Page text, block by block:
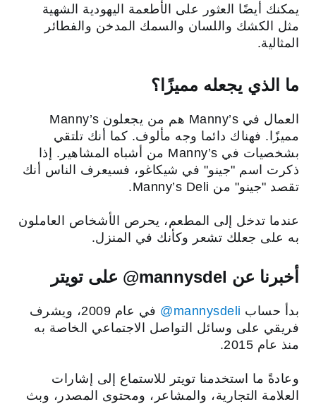
يمكنك أيضًا العثور على الأطعمة اليهودية الشهية
مثل الكشك واللسان والسمك المدخن والفطائر
المثالية.
ما الذي يجعله مميزًا؟
العمال في Manny’s هم من يجعلون Manny’s
مميزًا. فهناك دائما وجه مألوف. كما أنك تلتقي
بشخصيات في Manny’s من أشباه المشاهير. إذا
ذكرت اسم "جينو" في شيكاغو، فسيعرف الناس أنك
تقصد "جينو" من Manny’s Deli.
عندما تدخل إلى المطعم، يحرص الأشخاص العاملون
به على جعلك تشعر وكأنك في المنزل.
أخبرنا عن ‎‎@mannysdel على تويتر
بدأ حساب ‎@mannysdeli
في عام 2009، ويشرف
فريقي على وسائل التواصل الاجتماعي الخاصة به
منذ عام 2015.
وعادةً ما استخدمنا تويتر للاستماع إلى إشارات
العلامة التجارية، والمشاعر، ومحتوى المصدر، وبث